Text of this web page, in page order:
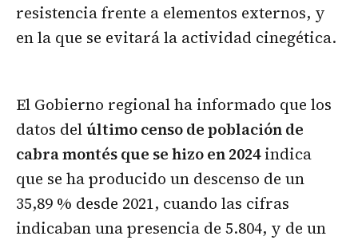
resistencia frente a elementos externos, y
en la que se evitará la actividad cinegética.
El Gobierno regional ha informado que los
datos delúltimo censo de población de
cabra montés que se hizo en 2024indica
que se ha producido un descenso de un
35,89 % desde 2021, cuando las cifras
indicaban una presencia de 5.804, y de un